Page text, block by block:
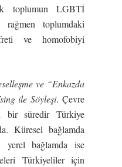
toplumun LGBTİ
rağmen toplumdaki
ve homofobiyi
ve “Enkazda
ile Söyleşi. Çevre
bir süredir Türkiye
Küresel bağlamda
yerel bağlamda ise
Türkiyeliler için